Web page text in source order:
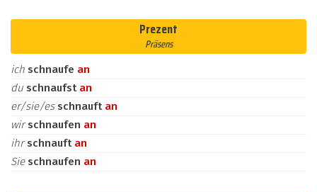
Prezent
Präsens
ich schnaufe an
du schnaufst an
er/sie/es schnauft an
wirschnaufen an
ihrschnauft an
Sie schnaufen an